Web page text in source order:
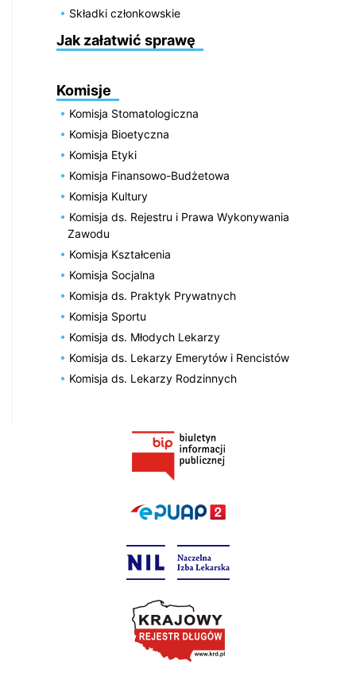
Składki członkowskie
Jak załatwić sprawę
Komisje
Komisja Stomatologiczna
Komisja Bioetyczna
Komisja Etyki
Komisja Finansowo-Budżetowa
Komisja Kultury
Komisja ds. Rejestru i Prawa Wykonywania
Zawodu
Komisja Kształcenia
Komisja Socjalna
Komisja ds. Praktyk Prywatnych
Komisja Sportu
Komisja ds. Młodych Lekarzy
Komisja ds. Lekarzy Emerytów i Rencistów
Komisja ds. Lekarzy Rodzinnych